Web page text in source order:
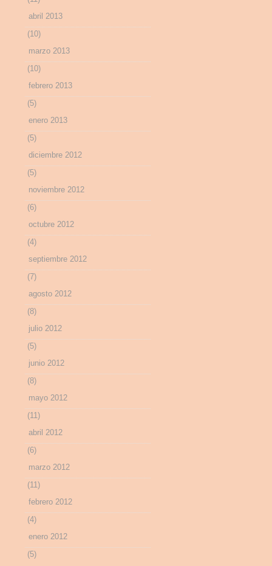
abril 2013
(10)
marzo 2013
(10)
febrero 2013
(5)
enero 2013
(5)
diciembre 2012
(5)
noviembre 2012
(6)
octubre 2012
(4)
septiembre 2012
(7)
agosto 2012
(8)
julio 2012
(5)
junio 2012
(8)
mayo 2012
(11)
abril 2012
(6)
marzo 2012
(11)
febrero 2012
(4)
enero 2012
(5)